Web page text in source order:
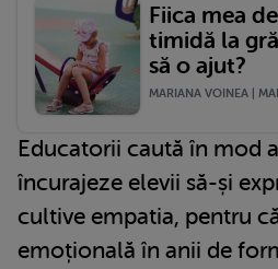
Fiica mea
timidă la
să o ajut?
MARIANA VOINEA |
Educatorii caută în mod
încurajeze elevii să-și
cultive empatia, pentru
emoțională în anii de